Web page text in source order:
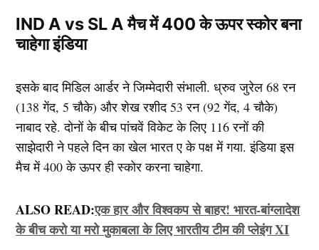
IND A vs SL A मैच में 400 के ऊपर स्कोर बना
चाहेगा इंडिया
इसके बाद मिडिल आर्डर ने जिम्मेदारी संभाली. ध्रुव जुरेल 68 रन
(138 गेंद, 5 चौके) और शेख रशीद 53 रन (92 गेंद, 4 चौके)
नाबाद रहे. दोनों के बीच पांचवें विकेट के लिए 116 रनों की
साझेदारी ने पहले दिन का खेल भारत ए के पक्ष में गया. इंडिया इस
मैच में 400 के ऊपर ही स्कोर करना चाहेगा.
ALSO READ:एक हार और विश्वकप से बाहर! भारत-बांग्लादेश
के बीच करो या मरो मुकाबला के लिए भारतीय टीम की प्लेइंग XI